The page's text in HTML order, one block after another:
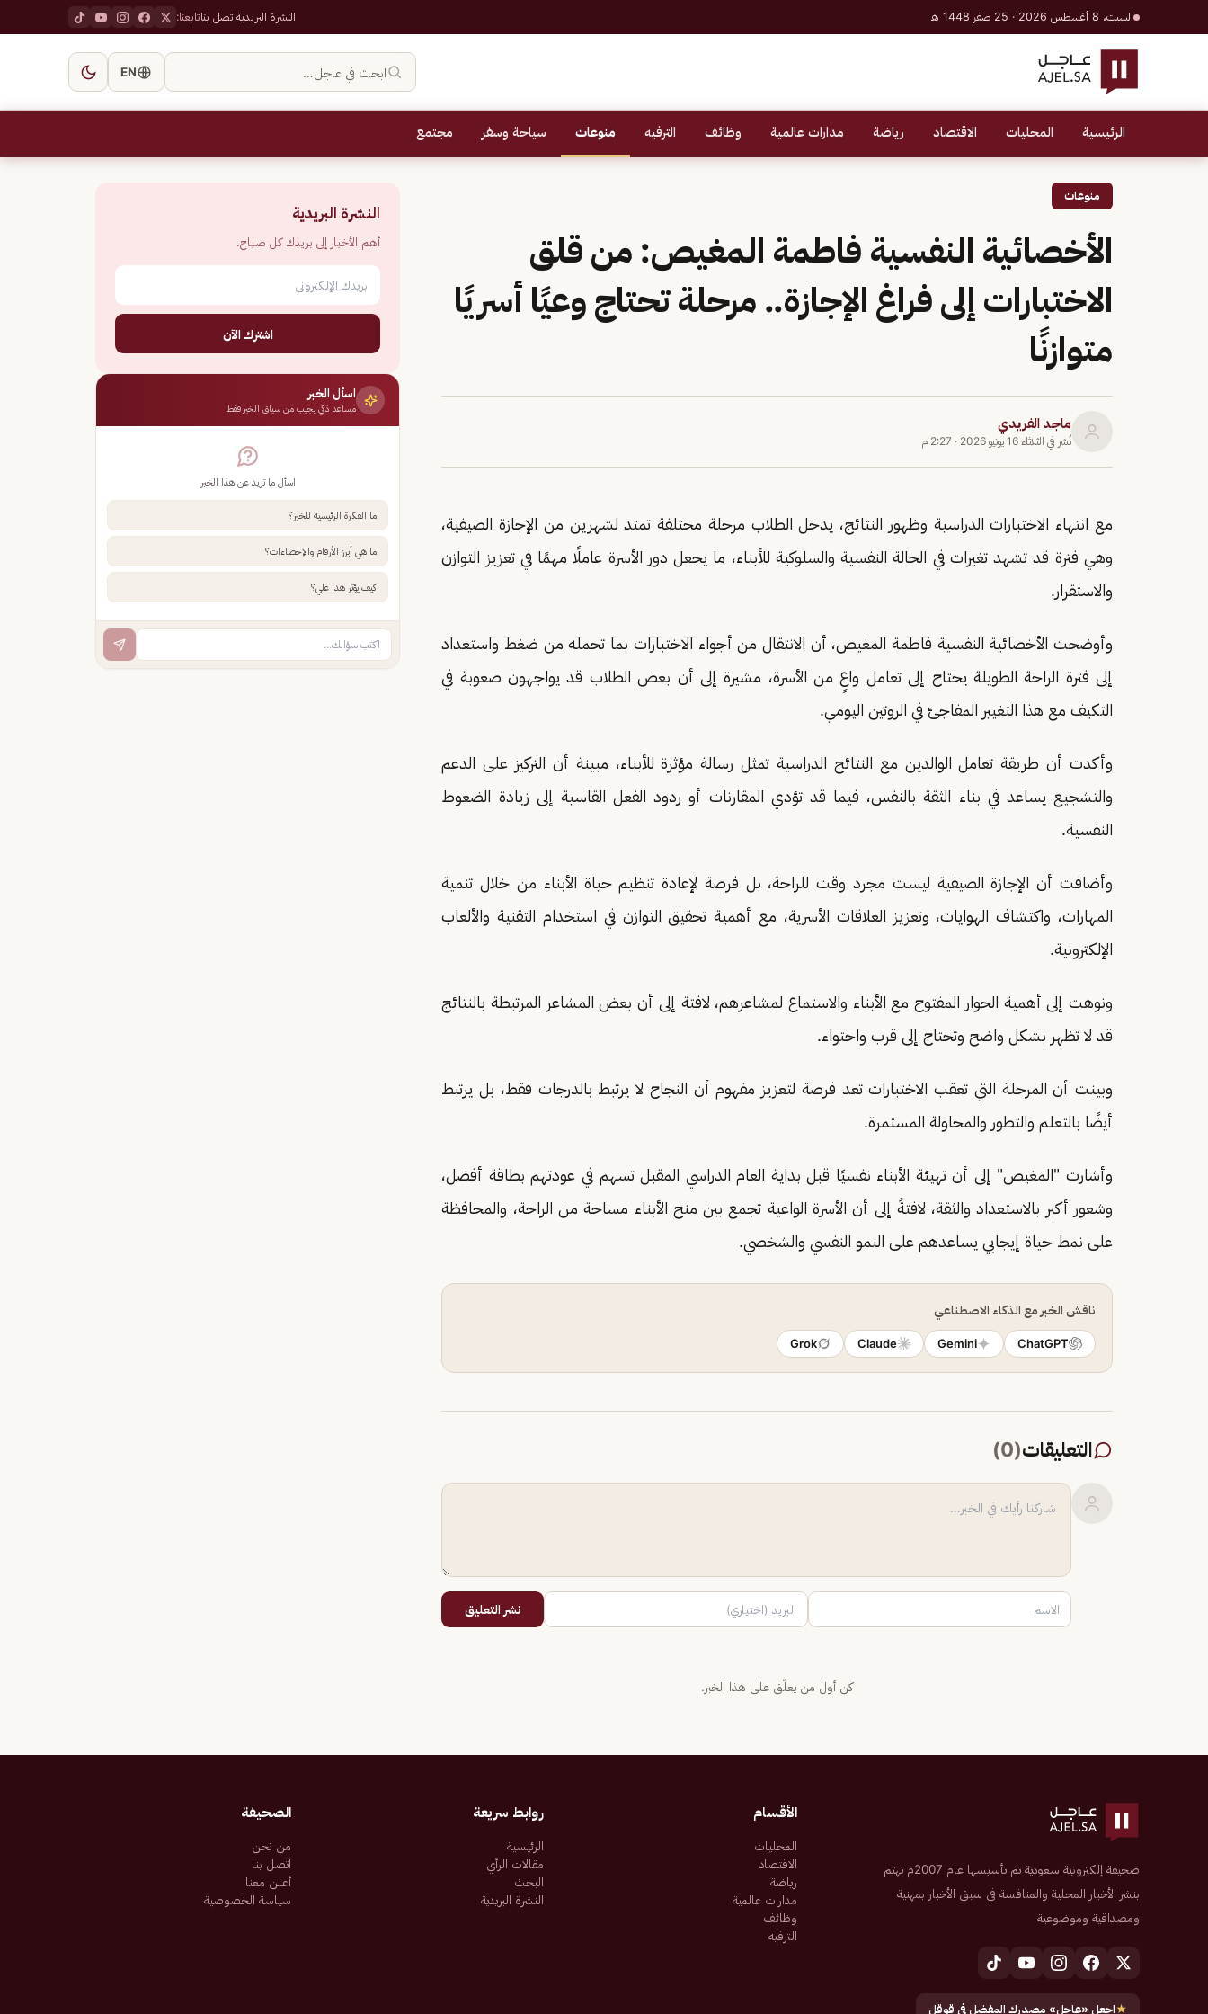
السبت، 8 أغسطس 2026 · 25 صفر 1448 هـ النشرة البريديةاتصل بناتابعنا:
ابحث في عاجل… EN
الرئيسية المحليات الاقتصاد رياضة مدارات عالمية وظائف الترفيه منوعات سياحة وسفر مجتمع
منوعات
الأخصائية النفسية فاطمة المغيص: من قلق
الاختبارات إلى فراغ الإجازة.. مرحلة تحتاج وعيًا أسريًا
متوازنًا
ماجد الفريدي
نُشر في الثلاثاء 16 يونيو 2026 · 2:27 م
مع انتهاء الاختبارات الدراسية وظهور النتائج، يدخل الطلاب مرحلة مختلفة تمتد لشهرين من الإجازة الصيفية،
وهي فترة قد تشهد تغيرات في الحالة النفسية والسلوكية للأبناء، ما يجعل دور الأسرة عاملًا مهمًا في تعزيز التوازن
والاستقرار.
وأوضحت الأخصائية النفسية فاطمة المغيص، أن الانتقال من أجواء الاختبارات بما تحمله من ضغط واستعداد
إلى فترة الراحة الطويلة يحتاج إلى تعامل واعٍ من الأسرة، مشيرة إلى أن بعض الطلاب قد يواجهون صعوبة في
التكيف مع هذا التغيير المفاجئ في الروتين اليومي.
وأكدت أن طريقة تعامل الوالدين مع النتائج الدراسية تمثل رسالة مؤثرة للأبناء، مبينة أن التركيز على الدعم
والتشجيع يساعد في بناء الثقة بالنفس، فيما قد تؤدي المقارنات أو ردود الفعل القاسية إلى زيادة الضغوط
النفسية.
وأضافت أن الإجازة الصيفية ليست مجرد وقت للراحة، بل فرصة لإعادة تنظيم حياة الأبناء من خلال تنمية
المهارات، واكتشاف الهوايات، وتعزيز العلاقات الأسرية، مع أهمية تحقيق التوازن في استخدام التقنية والألعاب
الإلكترونية.
ونوهت إلى أهمية الحوار المفتوح مع الأبناء والاستماع لمشاعرهم، لافتة إلى أن بعض المشاعر المرتبطة بالنتائج
قد لا تظهر بشكل واضح وتحتاج إلى قرب واحتواء.
وبينت أن المرحلة التي تعقب الاختبارات تعد فرصة لتعزيز مفهوم أن النجاح لا يرتبط بالدرجات فقط، بل يرتبط
أيضًا بالتعلم والتطور والمحاولة المستمرة.
وأشارت "المغيص" إلى أن تهيئة الأبناء نفسيًا قبل بداية العام الدراسي المقبل تسهم في عودتهم بطاقة أفضل،
وشعور أكبر بالاستعداد والثقة، لافتةً إلى أن الأسرة الواعية تجمع بين منح الأبناء مساحة من الراحة، والمحافظة
على نمط حياة إيجابي يساعدهم على النمو النفسي والشخصي.
ناقش الخبر مع الذكاء الاصطناعي
ChatGPT
Gemini
Claude
Grok
التعليقات(
0
)
نشر التعليق
كن أول من يعلّق على هذا الخبر.
النشرة البريدية
أهم الأخبار إلى بريدك كل صباح.
اشترك الآن
اسأل الخبر
مساعد ذكي يجيب من سياق الخبر فقط
اسأل ما تريد عن هذا الخبر
ما الفكرة الرئيسية للخبر؟
ما هي أبرز الأرقام والإحصاءات؟
كيف يؤثر هذا علي؟
صحيفة إلكترونية سعودية تم تأسيسها عام 2007م تهتم
بنشر الأخبار المحلية والمنافسة في سبق الأخبار بمهنية
ومصداقية وموضوعية
★اجعل «عاجل» مصدرك المفضل في قوقل
الأقسام
المحليات
الاقتصاد
رياضة
مدارات عالمية
وظائف
الترفيه
روابط سريعة
الرئيسية
مقالات الرأي
البحث
النشرة البريدية
الصحيفة
من نحن
اتصل بنا
أعلن معنا
سياسة الخصوصية